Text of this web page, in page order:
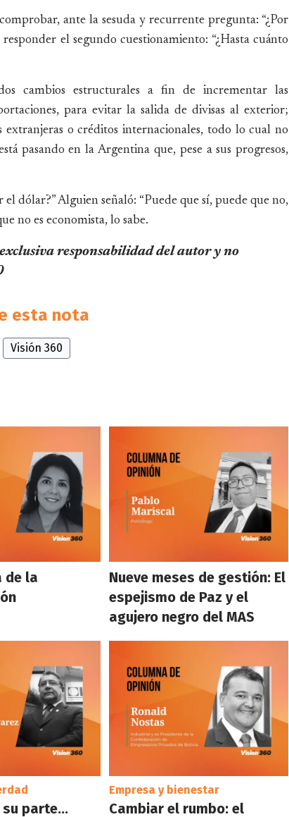
ante la sesuda y recurrente pregunta: “¿Por
el segundo cuestionamiento: “¿Hasta cuánto
cambios estructurales a fin de incrementar las
para evitar la salida de divisas al exterior;
o créditos internacionales, todo lo cual no
pasando en la Argentina que, pese a sus progresos,
dólar?” Alguien señaló: “Puede que sí, puede que no,
no es economista, lo sabe.
responsabilidad del autor y no
esta nota
Visión 360
de la
Nueve meses de gestión: El
espejismo de Paz y el
agujero negro del MAS
su parte…
Empresa y bienestar
Cambiar el rumbo: el